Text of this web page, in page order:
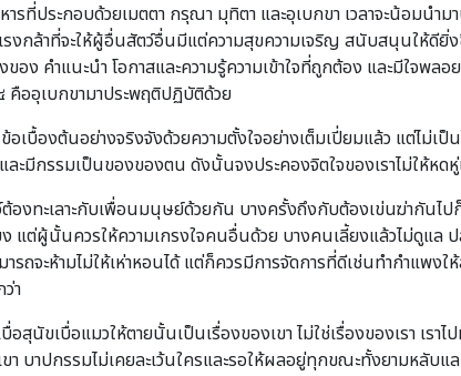
รที่ประกอบด้วยเมตตา กรุณา มุทิตา และอุเบกขา เวลาจะน้อมนำ
งกล้าที่จะให้ผู้อื่นสัตว์อื่นมีแต่ความสุขความเจริญ สนับสนุนให้ดี
อง คำแนะนำ โอกาสและความรู้ความเข้าใจที่ถูกต้อง และมีใจพ
ออุเบกขามาประพฤติปฏิบัติด้วย
อเบื้องต้นอย่างจริงจังด้วยความตั้งใจอย่างเต็มเปี่ยมแล้ว แต่ไม่เ
ะมีกรรมเป็นของของตน ดังนั้นจงประคองจิตใจของเราไม่ให้หด
งทะเลาะกับเพื่อนมนุษย์ด้วยกัน บางครั้งถึงกับต้องเข่นฆ่ากันไป
แต่ผู้นั้นควรให้ความเกรงใจคนอื่นด้วย บางคนเลี้ยงแล้วไม่ดูแล
ถจะห้ามไม่ให้เห่าหอนได้ แต่ก็ควรมีการจัดการที่ดีเช่นทำกำแพ
า
อสุนัขเบื่อแมวให้ตายนั้นเป็นเรื่องของเขา ไม่ใช่เรื่องของเรา เรา
ขา บาปกรรมไม่เคยละเว้นใครและรอให้ผลอยู่ทุกขณะทั้งยามหลั